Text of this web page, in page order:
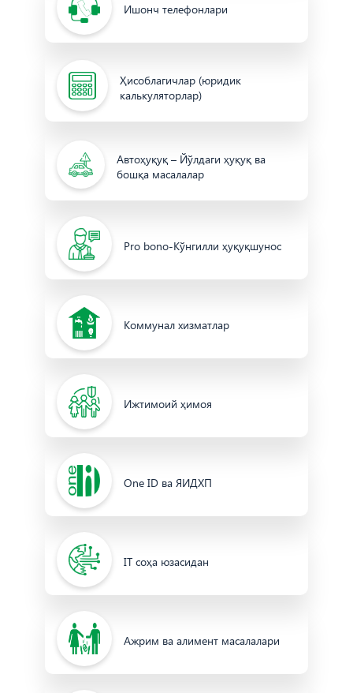
Ишонч телефонлари
Ҳисоблагичлар (юридик
калькуляторлар)
Автоҳуқуқ – Йўлдаги ҳуқуқ ва
бошқа масалалар
Pro bono-Кўнгилли ҳуқуқшунос
Коммунал хизматлар
Ижтимоий ҳимоя
One ID ва ЯИДХП
IT соҳа юзасидан
Ажрим ва алимент масалалари